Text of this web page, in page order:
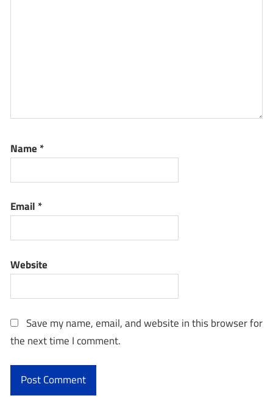
Name *
Email *
Website
Save my name, email, and website in this browser for
the next time I comment.